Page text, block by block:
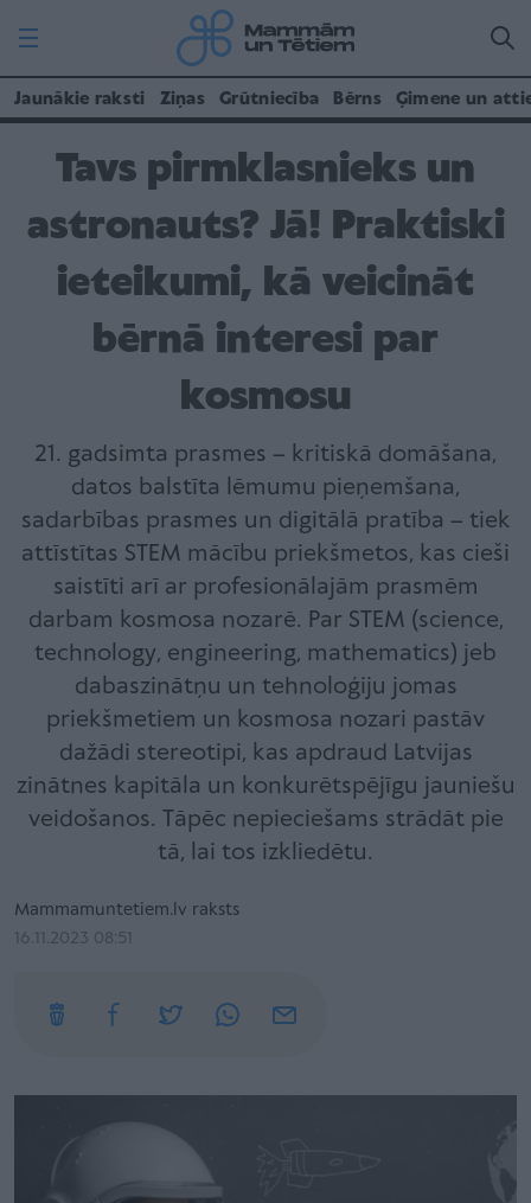
Jaunākie raksti Ziņas Grūtniecība Bērns Ģimene un
Tavs pirmklasnieks un
astronauts? Jā! Praktiski
ieteikumi, kā veicināt
bērnā interesi par
kosmosu
21. gadsimta prasmes – kritiskā domāšana,
datos balstīta lēmumu pieņemšana,
sadarbības prasmes un digitālā pratība – tiek
attīstītas STEM mācību priekšmetos, kas cieši
saistīti arī ar profesionālajām prasmēm
darbam kosmosa nozarē. Par STEM (science,
technology, engineering, mathematics) jeb
dabaszinātņu un tehnoloģiju jomas
priekšmetiem un kosmosa nozari pastāv
dažādi stereotipi, kas apdraud Latvijas
zinātnes kapitāla un konkurētspējīgu jauniešu
veidošanos. Tāpēc nepieciešams strādāt pie
tā, lai tos izkliedētu.
Mammamuntetiem.lv raksts
16.11.2023 08:51